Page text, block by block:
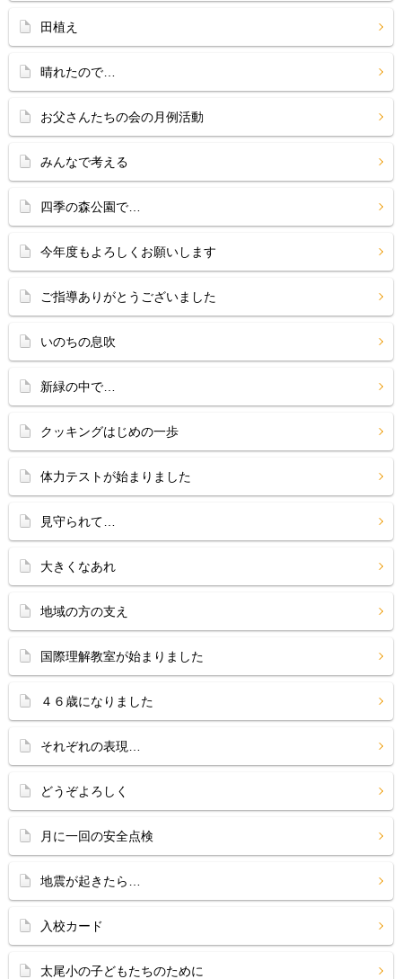
田植え
晴れたので…
お父さんたちの会の月例活動
みんなで考える
四季の森公園で…
今年度もよろしくお願いします
ご指導ありがとうございました
いのちの息吹
新緑の中で…
クッキングはじめの一歩
体力テストが始まりました
見守られて…
大きくなあれ
地域の方の支え
国際理解教室が始まりました
４６歳になりました
それぞれの表現…
どうぞよろしく
月に一回の安全点検
地震が起きたら…
入校カード
太尾小の子どもたちのために